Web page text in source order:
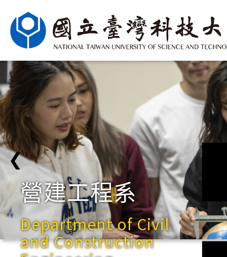
營建工程系
Department of Civil
and Construction
❮